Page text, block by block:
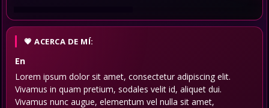
ACERCA DE MÍ:
En
Lorem ipsum dolor sit amet, consectetur adipiscing elit.
Vivamus in quam pretium, sodales velit id, aliquet dui.
Vivamus nunc augue, elementum vel nulla sit amet,